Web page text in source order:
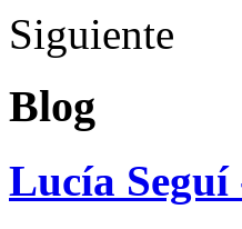
Siguiente
Blog
Lucía Seguí